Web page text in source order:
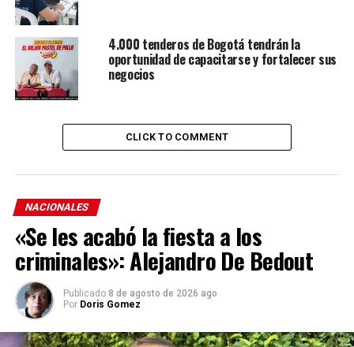
4.000 tenderos de Bogotá tendrán la
oportunidad de capacitarse y fortalecer sus
negocios
CLICK TO COMMENT
NACIONALES
«Se les acabó la fiesta a los
criminales»: Alejandro De Bedout
Publicado 8 de agosto de 2026 ago
Por Doris Gomez